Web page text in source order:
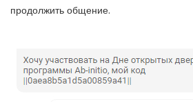
продолжить общение.